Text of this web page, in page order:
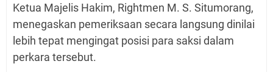
Ketua Majelis Hakim, Rightmen M. S. Situmorang,
menegaskan pemeriksaan secara langsung dinilai
lebih tepat mengingat posisi para saksi dalam
perkara tersebut.